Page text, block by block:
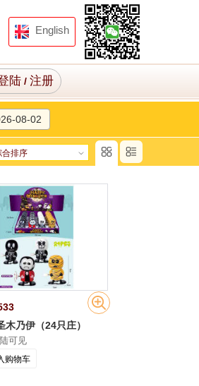
English
陆 / 注册
08-02
合排序
木乃伊（24只庄）
可见
购物车